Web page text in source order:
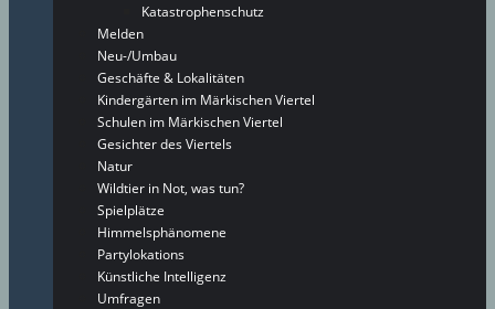
Katastrophenschutz
Melden
Neu-/Umbau
Geschäfte & Lokalitäten
Kindergärten im Märkischen Viertel
Schulen im Märkischen Viertel
Gesichter des Viertels
Natur
Wildtier in Not, was tun?
Spielplätze
Himmelsphänomene
Partylokations
Künstliche Intelligenz
Umfragen